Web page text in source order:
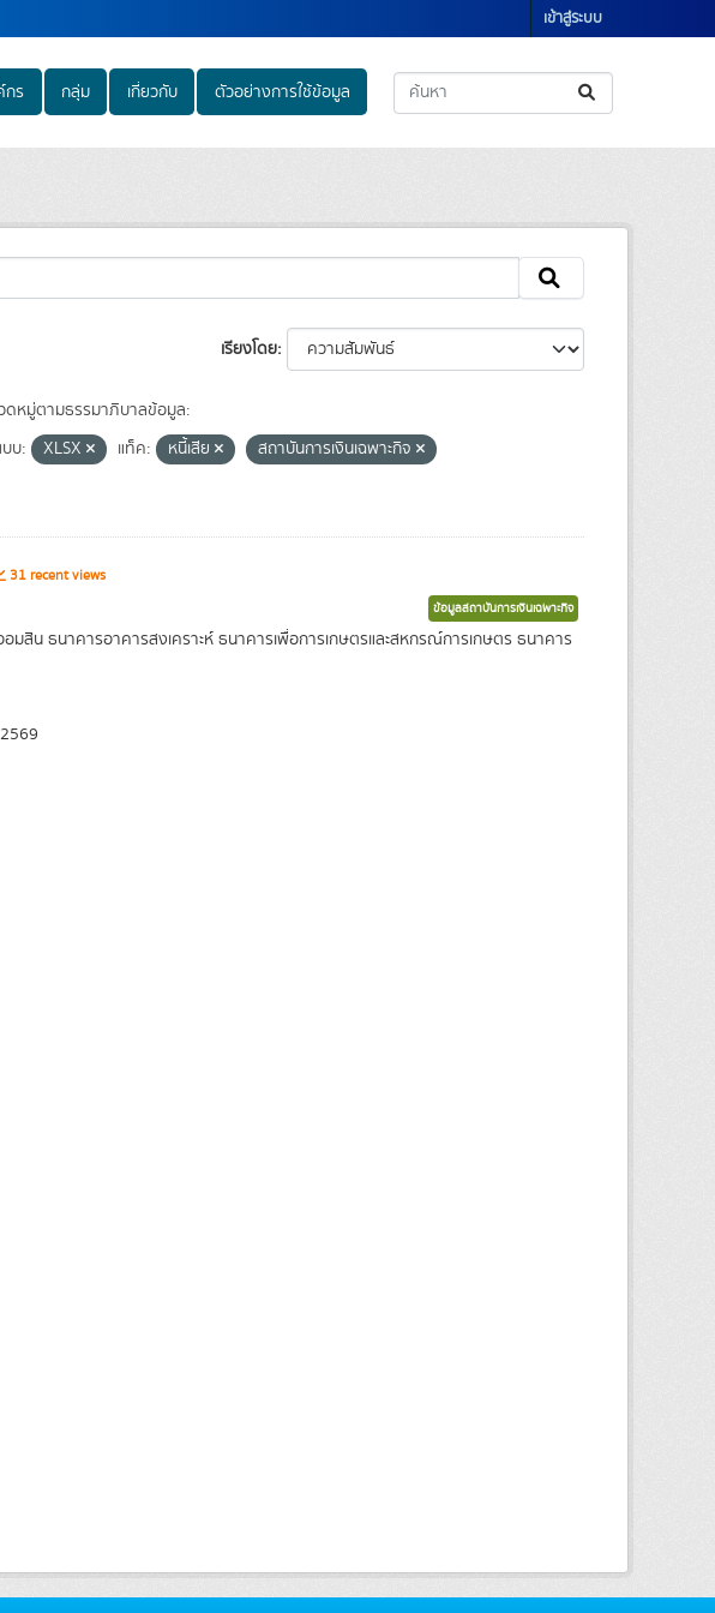
เข้าสู่ระบบ
กร กลุ่ม เกี่ยวกับ ตัวอย่างการใช้ข้อมูล
เรียงโดย
ดหมู่ตามธรรมาภิบาลข้อมูล:
บ: XLSX แท็ค: หนี้เสีย
สถาบันการเงินเฉพาะกิจ
31 recent views
ข้อมูลสถาบันการเงินเฉพาะกิจ
มสิน ธนาคารอาคารสงเคราะห์ ธนาคารเพื่อการเกษตรและสหกรณ์การเกษตร ธนาคาร